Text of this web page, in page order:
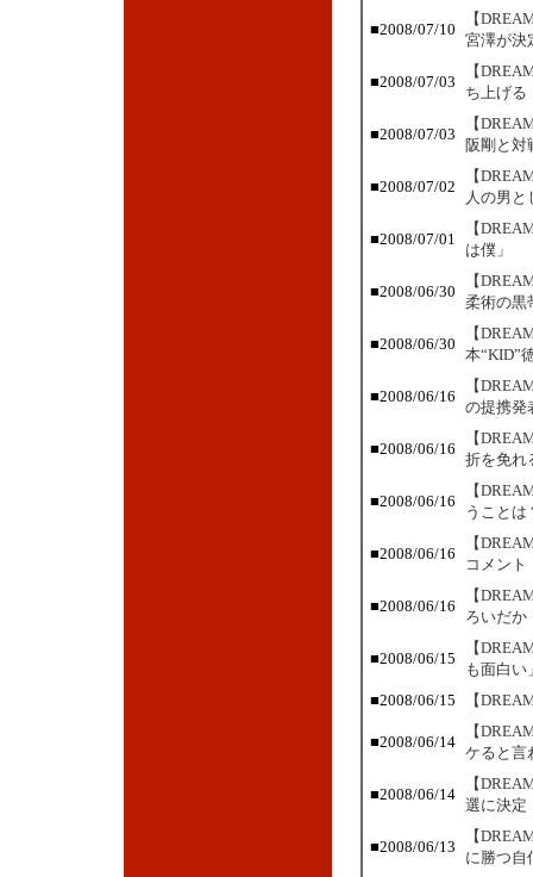
■2008/07/10
【
宮澤が決
■2008/07/03
【
ち上げる
■2008/07/03
【
阪剛と対
■2008/07/02
【
人の男と
■2008/07/01
【
は僕」
■2008/06/30
【
柔術の黒
■2008/06/30
【
本“KID”
■2008/06/16
【
の提携発
■2008/06/16
【
折を免れ
■2008/06/16
【
うことは
■2008/06/16
【
コメント
■2008/06/16
【
ろいだか
■2008/06/15
【
も面白い
■2008/06/15
【
■2008/06/14
【
ケると言
■2008/06/14
【
選に決定
■2008/06/13
【
に勝つ自